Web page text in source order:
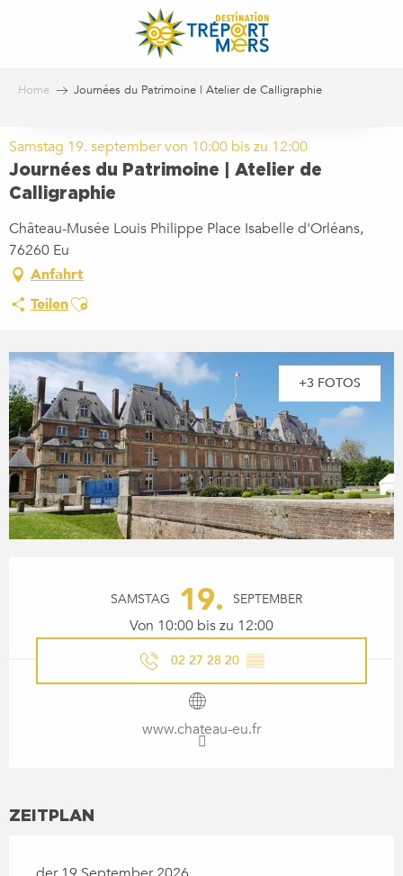
Home Journées du Patrimoine | Atelier de Calligraphie
Samstag 19. september von 10:00 bis zu 12:00
Journées du Patrimoine | Atelier de
Calligraphie
Château-Musée Louis Philippe Place Isabelle d'Orléans,
76260 Eu
Anfahrt
TeilenAjouter aux favoris
+3 FOTOS
SAMSTAG 19. SEPTEMBER
Von 10:00 bis zu 12:00
02 27 28 20 ▒▒
www.chateau-eu.fr
ZEITPLAN